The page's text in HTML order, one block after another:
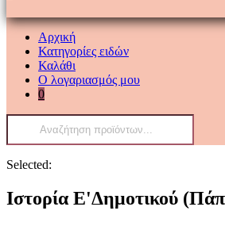
Αρχική
Κατηγορίες ειδών
Καλάθι
Ο λογαριασμός μου
0
Products
Selected:
Ιστορία Ε'Δημοτικού